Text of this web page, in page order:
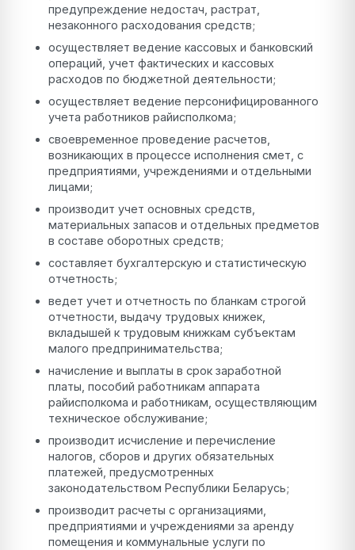
предупреждение недостач, растрат,
незаконного расходования средств;
осуществляет ведение кассовых и банковский
операций, учет фактических и кассовых
расходов по бюджетной деятельности;
осуществляет ведение персонифицированного
учета работников райисполкома;
своевременное проведение расчетов,
возникающих в процессе исполнения смет, с
предприятиями, учреждениями и отдельными
лицами;
производит учет основных средств,
материальных запасов и отдельных предметов
в составе оборотных средств;
составляет бухгалтерскую и статистическую
отчетность;
ведет учет и отчетность по бланкам строгой
отчетности, выдачу трудовых книжек,
вкладышей к трудовым книжкам субъектам
малого предпринимательства;
начисление и выплаты в срок заработной
платы, пособий работникам аппарата
райисполкома и работникам, осуществляющим
техническое обслуживание;
производит исчисление и перечисление
налогов, сборов и других обязательных
платежей, предусмотренных
законодательством Республики Беларусь;
производит расчеты с организациями,
предприятиями и учреждениями за аренду
помещения и коммунальные услуги по